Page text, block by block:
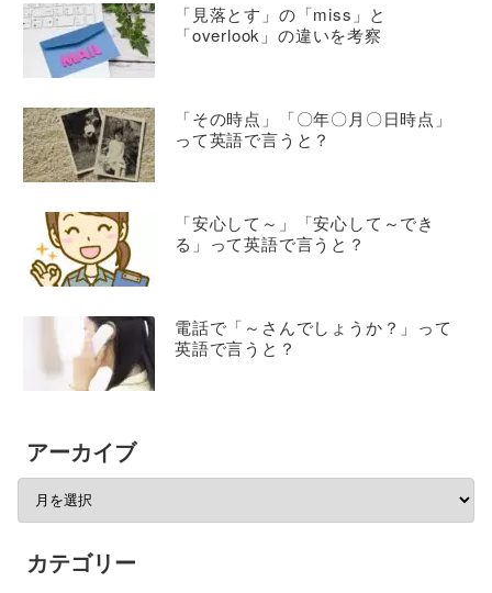
「見落とす」の「miss」と
「overlook」の違いを考察
「その時点」「〇年〇月〇日時点」
って英語で言うと？
「安心して～」「安心して～でき
る」って英語で言うと？
電話で「～さんでしょうか？」って
英語で言うと？
アーカイブ
カテゴリー